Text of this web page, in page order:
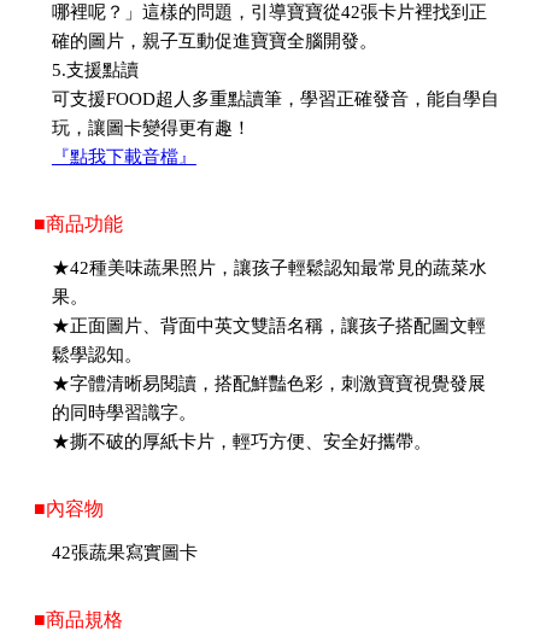
哪裡呢？」這樣的問題，引導寶寶從42張卡片裡找到正
確的圖片，親子互動促進寶寶全腦開發。
5.支援點讀
可支援FOOD超人多重點讀筆，學習正確發音，能自學自
玩，讓圖卡變得更有趣！
『點我下載音檔』
■商品功能
★42種美味蔬果照片，讓孩子輕鬆認知最常見的蔬菜水
果。
★正面圖片、背面中英文雙語名稱，讓孩子搭配圖文輕
鬆學認知。
★字體清晰易閱讀，搭配鮮豔色彩，刺激寶寶視覺發展
的同時學習識字。
★撕不破的厚紙卡片，輕巧方便、安全好攜帶。
■內容物
42張蔬果寫實圖卡
■商品規格